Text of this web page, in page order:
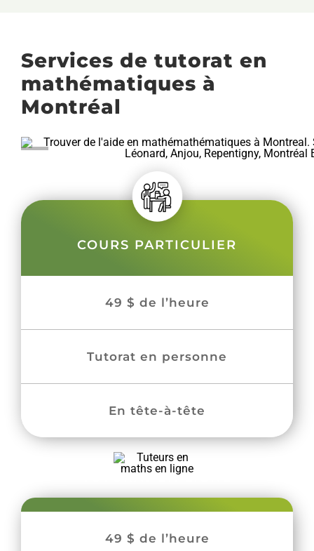
Services de tutorat en
mathématiques à
Montréal
COURS PARTICULIER
49 $ de l’heure
Tutorat en personne
En tête-à-tête
TUTORAT EN LIGNE
49 $ de l’heure